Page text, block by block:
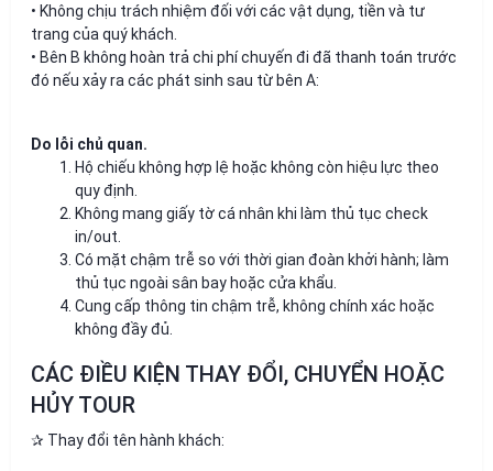
• Không chịu trách nhiệm đối với các vật dụng, tiền và tư
trang của quý khách.
• Bên B không hoàn trả chi phí chuyến đi đã thanh toán trước
đó nếu xảy ra các phát sinh sau từ bên A:
Do lỗi chủ quan.
Hộ chiếu không hợp lệ hoặc không còn hiệu lực theo
quy định.
Không mang giấy tờ cá nhân khi làm thủ tục check
in/out.
Có mặt chậm trễ so với thời gian đoàn khởi hành; làm
thủ tục ngoài sân bay hoặc cửa khẩu.
Cung cấp thông tin chậm trễ, không chính xác hoặc
không đầy đủ.
CÁC ĐIỀU KIỆN THAY ĐỔI, CHUYỂN HOẶC
HỦY TOUR
✰ Thay đổi tên hành khách: